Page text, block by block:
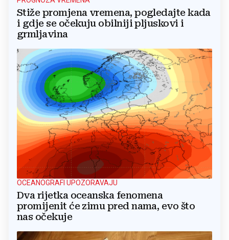
Stiže promjena vremena, pogledajte kada
i gdje se očekuju obilniji pljuskovi i
grmljavina
OCEANOGRAFI UPOZORAVAJU
Dva rijetka oceanska fenomena
promijenit će zimu pred nama, evo što
nas očekuje